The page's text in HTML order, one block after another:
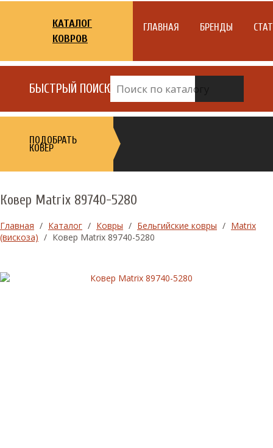
КАТАЛОГ
КОВРОВ
ГЛАВНАЯ БРЕНДЫ
БЫСТРЫЙ ПОИСК
ПОДОБРАТЬ
КОВЕР
Ковер Matrix 89740-5280
Главная / Каталог / Ковры / Бельгийские ковры / Matrix
(вискоза) / Ковер Matrix 89740-5280